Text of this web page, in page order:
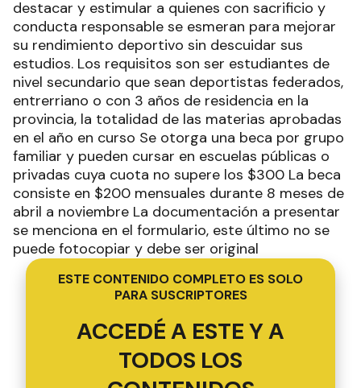
destacar y estimular a quienes con sacrificio y
conducta responsable se esmeran para mejorar
su rendimiento deportivo sin descuidar sus
estudios. Los requisitos son ser estudiantes de
nivel secundario que sean deportistas federados,
entrerriano o con 3 años de residencia en la
provincia, la totalidad de las materias aprobadas
en el año en curso Se otorga una beca por grupo
familiar y pueden cursar en escuelas públicas o
privadas cuya cuota no supere los $300 La beca
consiste en $200 mensuales durante 8 meses de
abril a noviembre La documentación a presentar
se menciona en el formulario, este último no se
puede fotocopiar y debe ser original
ESTE CONTENIDO COMPLETO ES SOLO
PARA SUSCRIPTORES
ACCEDÉ A ESTE Y A
TODOS LOS